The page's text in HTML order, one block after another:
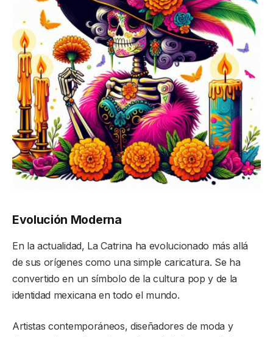
Evolución Moderna
En la actualidad, La Catrina ha evolucionado más allá
de sus orígenes como una simple caricatura. Se ha
convertido en un símbolo de la cultura pop y de la
identidad mexicana en todo el mundo.
Artistas contemporáneos, diseñadores de moda y